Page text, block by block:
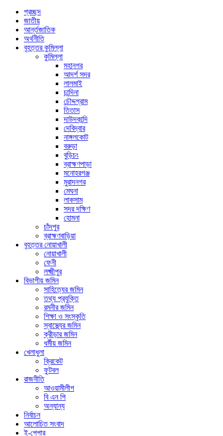
প্রচ্ছদ
জাতীয়
আর্ন্তজাতিক
অর্থনীতি
বৃহত্তর কুমিল্লা
কুমিল্লা
মহানগর
আদর্শ সদর
লালমাই
চান্দিনা
চৌদ্দগ্রাম
তিতাস
দাউদকান্দি
দেবিদ্বার
নাঙ্গলকোট
বরুড়া
বুড়িচং
ব্রাহ্মণপাড়া
মনোহরগঞ্জ
মুরাদনগর
মেঘনা
লাকসাম
সদর দক্ষিণ
হোমনা
চাঁদপুর
ব্রাহ্মণবাড়িয়া
বৃহত্তর নোয়াখালী
নোয়াখালী
ফেনী
লক্ষ্মীপুর
বিভাগীয় জমিন
সাহিত্যের জমিন
তথ্য প্রযুক্তি
রমনীর জমিন
শিক্ষা ও সংস্কৃতি
স্বাস্থ্যের জমিন
ক্রীড়ার জমিন
ধর্মীয় জমিন
খেলাধুলা
ক্রিকেট
ফুটবল
রাজনীতি
আওয়ামীলীগ
বি এন পি
অন্যান্য
নির্বাচন
আলোচিত সংবাদ
ই-পেপার